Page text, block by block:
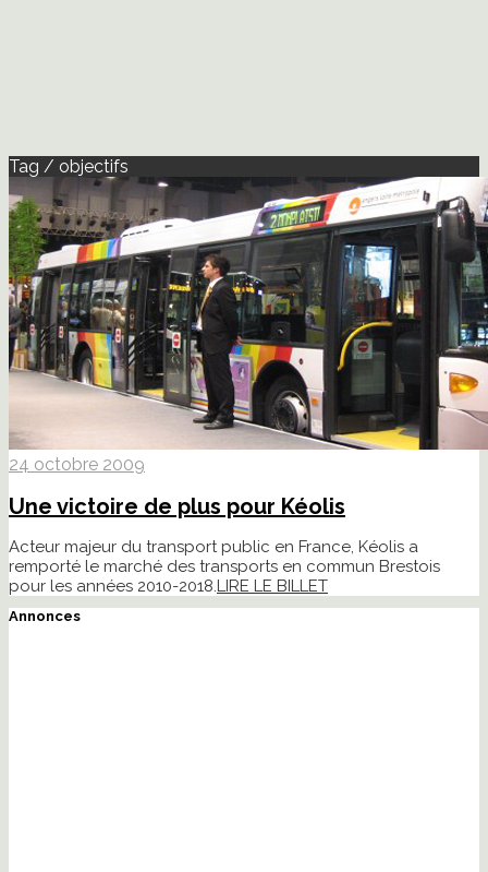
Tag / objectifs
24 octobre 2009
Une victoire de plus pour Kéolis
Acteur majeur du transport public en France, Kéolis a
remporté le marché des transports en commun Brestois
pour les années 2010-2018.LIRE LE BILLET
Annonces